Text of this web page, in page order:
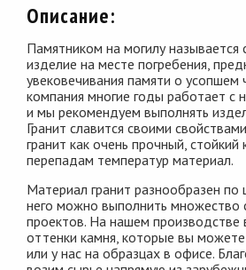
Описание:
Памятником на могилу называется
изделие на месте погребения,
увековечивания памяти о усопшем
компания многие годы работает с
и мы рекомендуем выполнять
Гранит славится своими
гранит как очень прочный, стойкий
перепадам температур материал.
Материал гранит разнообразен по
него можно выполнить множество
проектов. На нашем производстве
оттенки камня, которые вы
или у нас на образцах в офисе.